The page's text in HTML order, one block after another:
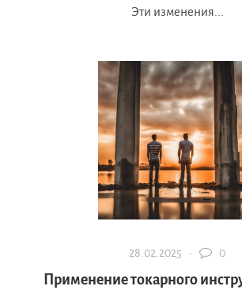
Эти изменения...
28.02.2025 · 0
Применение токарного